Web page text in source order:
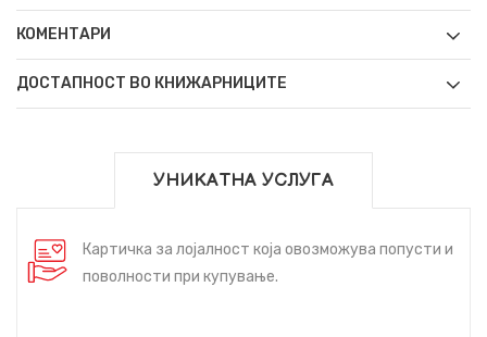
КОМЕНТАРИ
ДОСТАПНОСТ ВО КНИЖАРНИЦИТЕ
УНИКАТНА УСЛУГА
Картичка за лојалност која овозможува попусти и
поволности при купување.